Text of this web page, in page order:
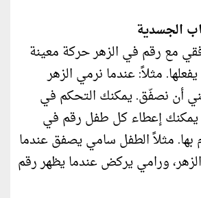
الجسدية
مع رقم في الزهر حركة معينة
مثلاً: عندما نرمي الزهر
الرقم 1 يعني أن نصفّق. يمكنك التحكم في
يمكنك إعطاء كل طفل رقم في
بها. مثلاً الطفل سامي يصفق عندما
1 على الزهر، ورامي يركض عندما يظهر رقم